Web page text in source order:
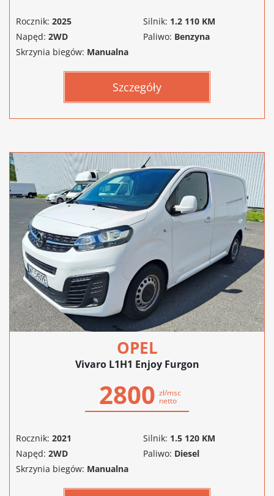
Rocznik: 2025
Napęd: 2WD
Silnik: 1.2 110 KM
Paliwo: Benzyna
Skrzynia biegów: Manualna
Szczegóły
OPEL
Vivaro L1H1 Enjoy Furgon
2800 zł/msc
netto
Rocznik: 2021
Napęd: 2WD
Silnik: 1.5 120 KM
Paliwo: Diesel
Skrzynia biegów: Manualna